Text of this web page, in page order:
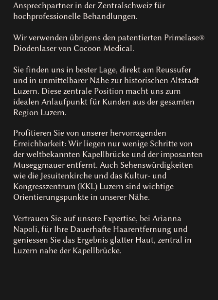
Ansprechpartner in der Zentralschweiz für
hochprofessionelle Behandlungen.
Wir verwenden übrigens den patentierten Primelase®
Diodenlaser von Cocoon Medical.
Sie finden uns in bester Lage, direkt am Reussufer
und in unmittelbarer Nähe zur historischen Altstadt
Luzern. Diese zentrale Position macht uns zum
idealen Anlaufpunkt für Kunden aus der gesamten
Region Luzern.
Profitieren Sie von unserer hervorragenden
Erreichbarkeit: Wir liegen nur wenige Schritte von
der weltbekannten Kapellbrücke und der imposanten
Museggmauer entfernt. Auch Sehenswürdigkeiten
wie die Jesuitenkirche und das Kultur- und
Kongresszentrum (KKL) Luzern sind wichtige
Orientierungspunkte in unserer Nähe.
Vertrauen Sie auf unsere Expertise, bei Arianna
Napoli, für Ihre Dauerhafte Haarentfernung und
geniessen Sie das Ergebnis glatter Haut, zentral in
Luzern nahe der Kapellbrücke.